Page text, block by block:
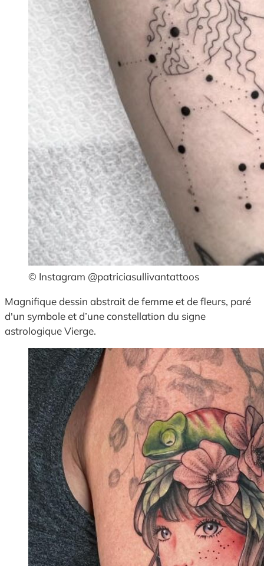
© Instagram @patriciasullivantattoos
Magnifique dessin abstrait de femme et de fleurs, paré
d'un symbole et d’une constellation du signe
astrologique Vierge.